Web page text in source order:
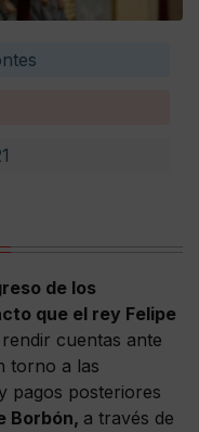
de los
que el rey Felipe
cuentas ante
torno a las
pagos posteriores
Borbón, a través de